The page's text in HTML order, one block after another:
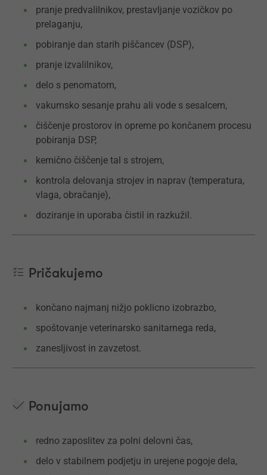
pranje predvalilnikov, prestavljanje vozičkov po
prelaganju,
pobiranje dan starih piščancev (DSP),
pranje izvalilnikov,
delo s penomatom,
vakumsko sesanje prahu ali vode s sesalcem,
čiščenje prostorov in opreme po končanem procesu
pobiranja DSP,
kemično čiščenje tal s strojem,
kontrola delovanja strojev in naprav (temperatura,
vlaga, obračanje),
doziranje in uporaba čistil in razkužil.
Pričakujemo
končano najmanj nižjo poklicno izobrazbo,
spoštovanje veterinarsko sanitarnega reda,
zanesljivost in zavzetost.
Ponujamo
redno zaposlitev za polni delovni čas,
delo v stabilnem podjetju in urejene pogoje dela,